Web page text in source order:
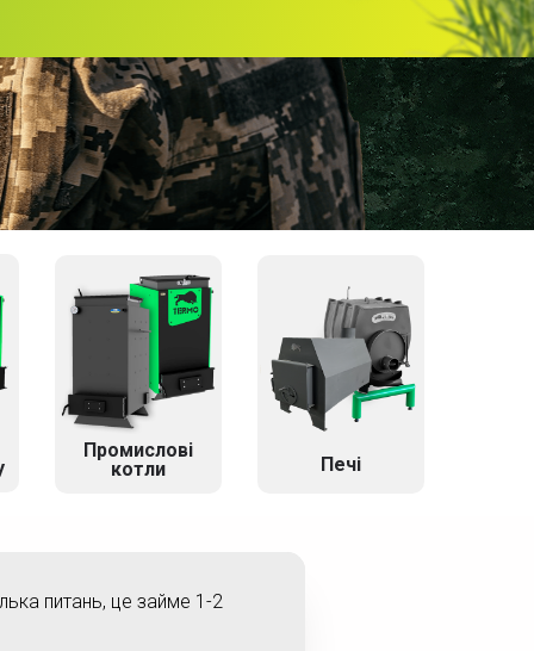
Печі
Промислові
котли
питань, це займе 1-2